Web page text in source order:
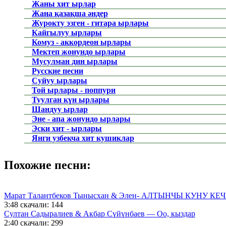
Жаны хит ырлар
Жаңа қазақша әндер
Журокту эзген - гитара ырлары
Кайгылуу ырлары
Комуз - аккордеон ырлары
Мектеп жонундо ырлары
Мусулман дин ырлары
Русские песни
Суйуу ырлары
Той ырлары - поппури
Туулган күн ырлары
Шандуу ырлар
Эне - апа жонундо ырлары
Эски хит - ырлары
Янги узбекча хит кушиклар
Похожие песни:
Марат Талантбеков Тынысхан & Элен- АЛТЫНЧЫ КУНУ
3:48 скачали: 144
Султан Садыралиев & Акбар Сүйүнбаев — Оо, кыздар
2:40 скачали: 299